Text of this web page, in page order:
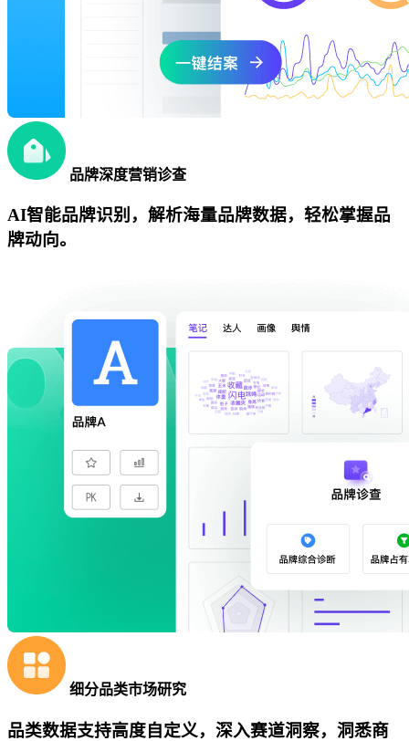
品牌深度营销诊查
AI智能品牌识别，解析海量品牌数据，轻松掌握品
牌动向。
细分品类市场研究
品类数据支持高度自定义，深入赛道洞察，洞悉商